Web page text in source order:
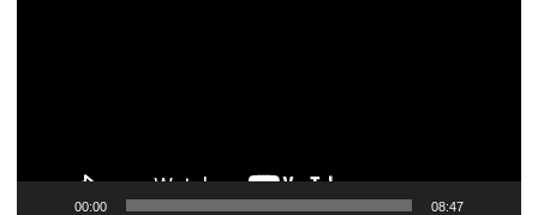
00:00 08:47